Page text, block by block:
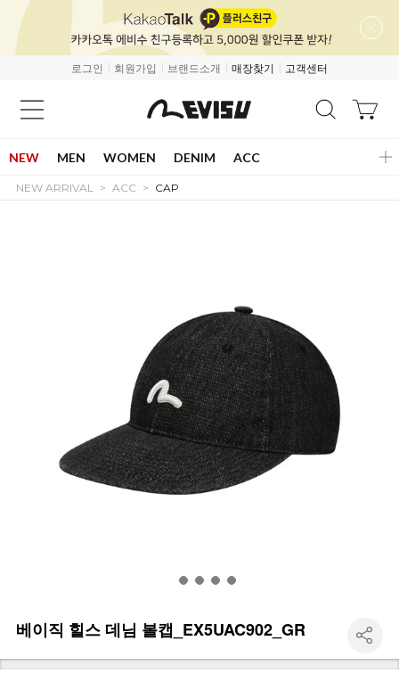
로그인 회원가입 브랜드소개 매장찾기 고객센터
NEW MEN WOMEN DENIM ACC
NEW ARRIVAL ACC CAP
베이직 힐스 데님 볼캡_EX5UAC902_GR